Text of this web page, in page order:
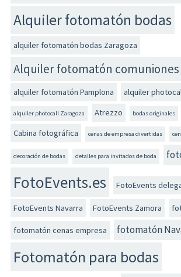
Alquiler fotomatón bodas
alquiler fotomatón bodas Zaragoza
Alquiler fotomatón comuniones
alquiler fotomatón Pamplona alquiler
alquiler photocall Zaragoza Atrezzo bodas originales
Cabina fotográfica cenas de empresa divertidas
decoración de bodas detalles para invitados de boda
FotoEvents.es FotoEvents
FotoEvents Navarra FotoEvents Zamora
fotomatón cenas empresa fotomatón
Fotomatón para bodas